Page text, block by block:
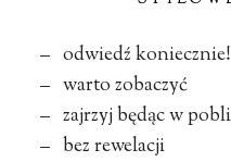
– odwiedź koniecznie!
– warto zobaczyć
– zajrzyj będąc w
– bez rewelacji